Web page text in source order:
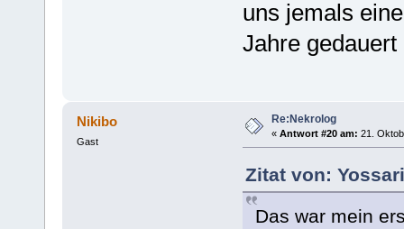
uns jemals
Jahre gedauert
Nikibo
Gast
Re:Nekrolog
« Antwort #20 am: 21.
Zitat von:
Das war mein